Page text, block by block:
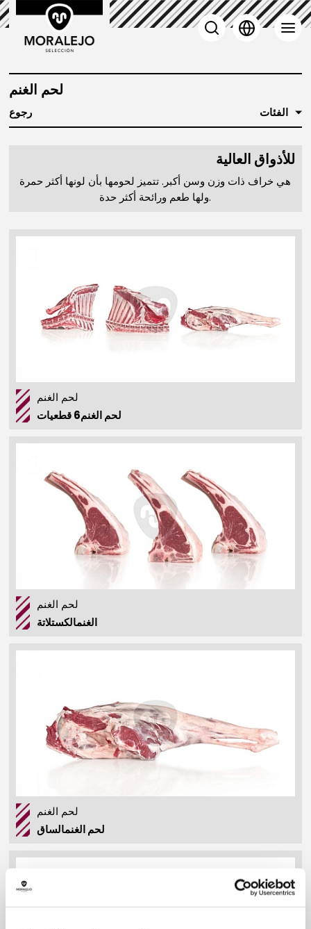
لحم الغنم
رجوع الفئات
للأذواق العالية
هي خراف ذات وزن وسن أكبر. تتميز لحومها بأن لونها أكثر حمرة
ولها طعم ورائحة أكثر حدة.
لحم الغنم
لحم الغنم6 قطعيات
لحم الغنم
الغنمالكستلاتة
لحم الغنم
لحم الغنمالساق